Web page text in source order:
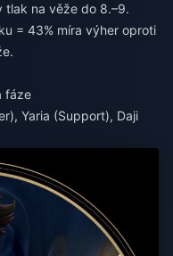
tlak na věže do 8.–9.
= 43% míra výher oproti
fáze
Yaria (Support), Daji